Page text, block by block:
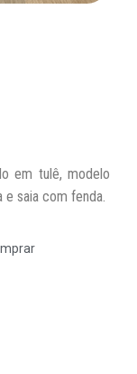
em tulê, modelo
saia com fenda.